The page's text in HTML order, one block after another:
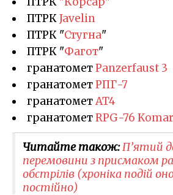
ПТРКJavelin
ПТРК "Стугна"
ПТРК "Фагот"
гранатометPanzerfaust 3
гранатометРПГ-7
гранатометAT4
гранатометRPG-76 Komar
Читайте також:П’ятий
перемовини з присмаком
обстрілів (хроніка подій
постійно)